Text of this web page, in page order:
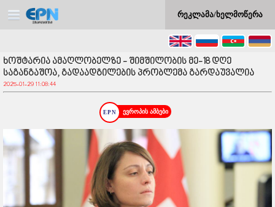
რეკლამა/ხელმოწერა
ხოშტარია ამაღლობელზე - შიმშილობის მე-18 დღე
საგანგაშოა, გადაადგილების პრობლემა გარდაუვალია
2025-01-29 11:08:44
ევროპის ამბები